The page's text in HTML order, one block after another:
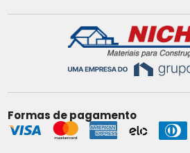
Formas de pagamento